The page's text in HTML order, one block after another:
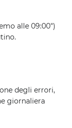
alle 09:00")
degli errori,
giornaliera